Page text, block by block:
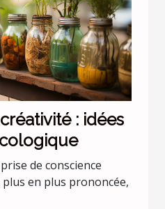
: idées
de conscience
en plus prononcée,